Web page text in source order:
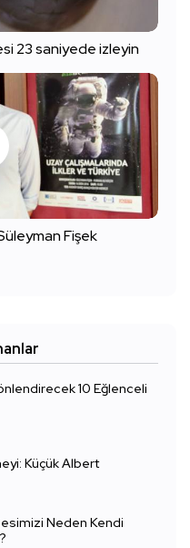
23 saniyede izleyin
Fişek
10 Eğlenceli
Küçük Albert
Neden Kendi